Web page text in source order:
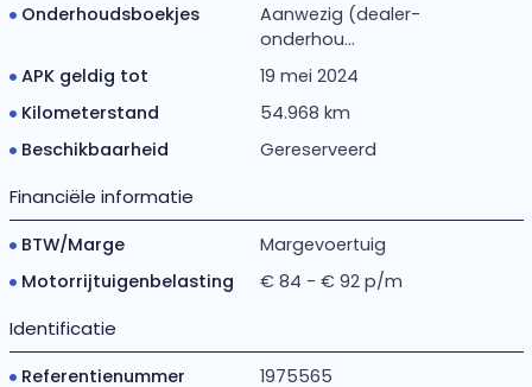
Onderhoudsboekjes
Aanwezig (dealer-
onderhou...
APK geldig tot
19 mei 2024
Kilometerstand
54.968 km
Beschikbaarheid
Gereserveerd
Financiële informatie
BTW/Marge
Margevoertuig
Motorrijtuigenbelasting
€ 84 - € 92 p/m
Identificatie
Referentienummer 1975565